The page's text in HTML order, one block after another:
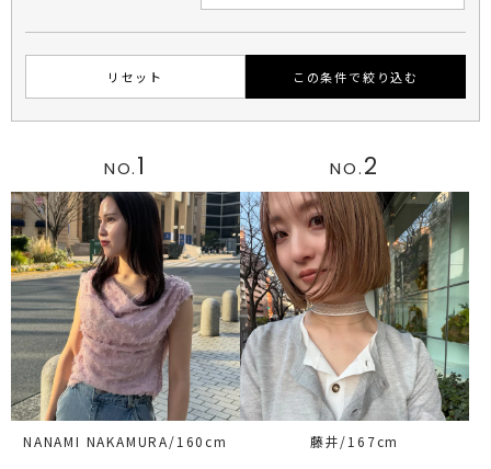
リセット この条件で絞り込む
NO.1
NANAMI NAKAMURA/160cm
NO.2
藤井/167cm